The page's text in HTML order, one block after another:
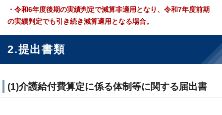
・令和6年度後期の実績判定で減算非適用となり、令和7年度前期
の実績判定でも引き続き減算適用となる場合。
2.提出書類
(1)介護給付費算定に係る体制等に関する届出書